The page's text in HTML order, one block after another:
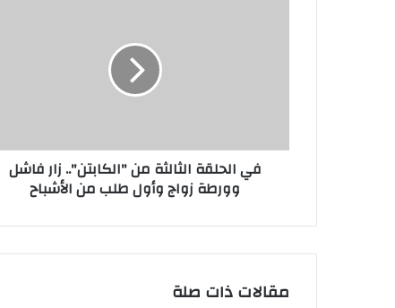
في الحلقة الثالثة من "الكابتن".. زار فاشل
وورطة زواج وأول طلب من الأشباح
مقالات ذات صلة